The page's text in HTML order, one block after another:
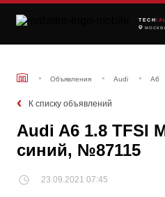
TECH /
Объявления Audi A6
К списку объявлений
Audi A6 1.8 TFSI
синий, №87115
23.09.2021 07:45